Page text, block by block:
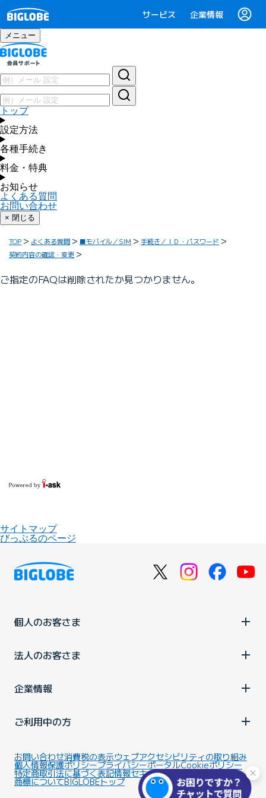
サービス 企業情報
メニュー
トップ
設定方法
各種手続き
料金・特典
お知らせ
よくある質問
お問い合わせ
× 閉じる
TOP よくある質問 ■モバイル／SIM
手続き／ＩＤ・パスワード
契約内容の確認・変更
ご指定のFAQは削除されたか見つかりません。
サイトマップ
びっぷるのページ
個人のお客さま
法人のお客さま
企業情報
ご利用中の方
お問い合わせ消費税の表示ウェブアクセシビリティの取り組み
個人情報保護ポリシープライバシーポータルCookieポリシー
特定商取引法に基づく表記情報セキュリティ基本方針
商標についてBIGLOBEトップ